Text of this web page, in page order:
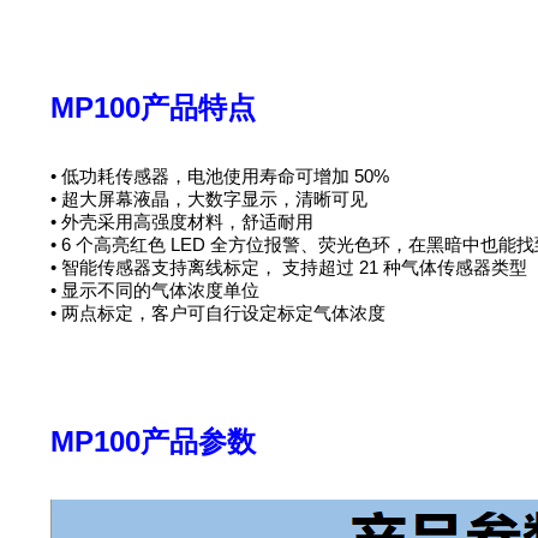
MP100产品特点
• 低功耗传感器，电池使用寿命可增加 50%
• 超大屏幕液晶，大数字显示，清晰可见
• 外壳采用高强度材料，舒适耐用
• 6 个高亮红色 LED 全方位报警、荧光色环，在黑暗中也能
• 智能传感器支持离线标定， 支持超过 21 种气体传感器类型
• 显示不同的气体浓度单位
• 两点标定，客户可自行设定标定气体浓度
MP100产品参数